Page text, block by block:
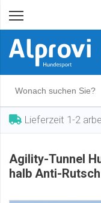
Lieferzeit 1-2
Agility-Tunnel
halb Anti-Rutsch
€ 625,00